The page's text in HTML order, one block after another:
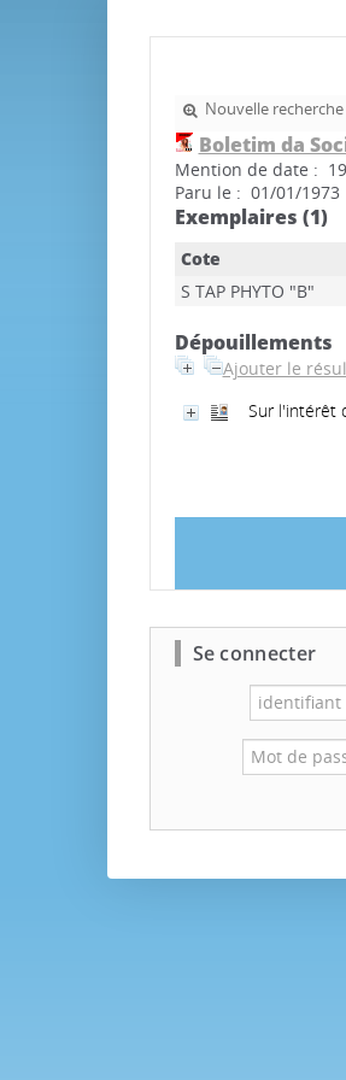
Nouvelle recherche
Boletim da
Mention de date :
Paru le : 01/01/1973
Exemplaires (1)
Cote
S TAP PHYTO "B"
Dépouillements
Ajouter le
Sur l'intérêt
Se connecter